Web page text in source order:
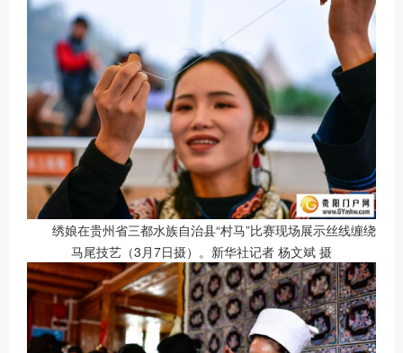
绣娘在贵州省三都水族自治县“村马”比赛现场展示丝线缠绕
马尾技艺（3月7日摄）。新华社记者 杨文斌 摄